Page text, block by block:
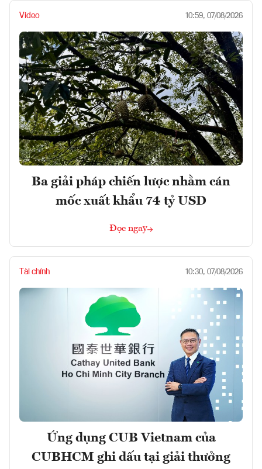
Video 10:59, 07/08/2026
Ba giải pháp chiến lược nhằm cán
mốc xuất khẩu 74 tỷ USD
Đọc ngay
Tài chính 10:30, 07/08/2026
Ứng dụng CUB Vietnam của
CUBHCM ghi dấu tại giải thưởng